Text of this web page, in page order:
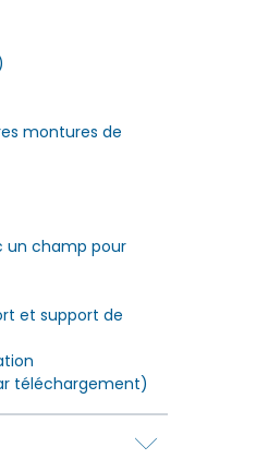
montures de
un champ pour
et support de
téléchargement)